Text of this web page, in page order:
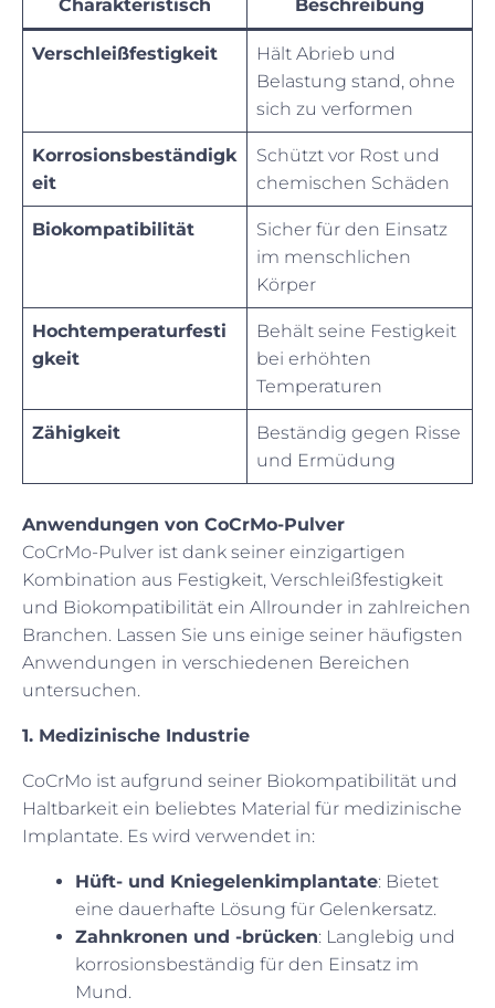
Charakteristisch Beschreibung
Verschleißfestigkeit
Hält Abrieb und
Belastung stand, ohne
sich zu verformen
Korrosionsbeständigk
eit
Schützt vor Rost und
chemischen Schäden
Biokompatibilität
Sicher für den Einsatz
im menschlichen
Körper
Hochtemperaturfesti
gkeit
Behält seine Festigkeit
bei erhöhten
Temperaturen
Zähigkeit
Beständig gegen Risse
und Ermüdung
Anwendungen von CoCrMo-Pulver
CoCrMo-Pulver ist dank seiner einzigartigen
Kombination aus Festigkeit, Verschleißfestigkeit
und Biokompatibilität ein Allrounder in zahlreichen
Branchen. Lassen Sie uns einige seiner häufigsten
Anwendungen in verschiedenen Bereichen
untersuchen.
1. Medizinische Industrie
CoCrMo ist aufgrund seiner Biokompatibilität und
Haltbarkeit ein beliebtes Material für medizinische
Implantate. Es wird verwendet in:
Hüft- und Kniegelenkimplantate: Bietet
eine dauerhafte Lösung für Gelenkersatz.
Zahnkronen und -brücken: Langlebig und
korrosionsbeständig für den Einsatz im
Mund.